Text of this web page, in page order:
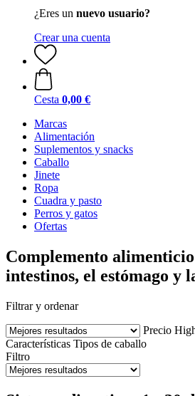
¿Eres un nuevo usuario?
Crear una cuenta
Cesta 0,00 €
Marcas
Alimentación
Suplementos y snacks
Caballo
Jinete
Ropa
Cuadra y pasto
Perros y gatos
Ofertas
Complemento
intestinos, el estómago y
Filtrar y ordenar
Precio
Características Tipos de caballo
Filtro